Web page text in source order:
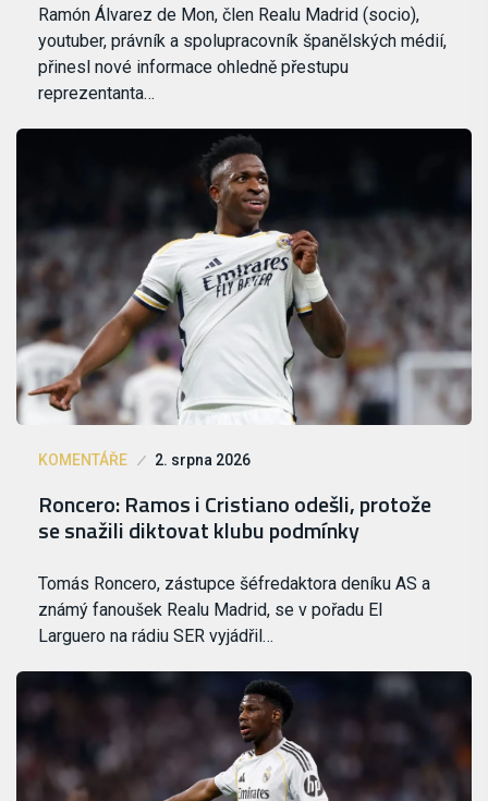
Ramón Álvarez de Mon, člen Realu Madrid (socio),
youtuber, právník a spolupracovník španělských médií,
přinesl nové informace ohledně přestupu
reprezentanta…
KOMENTÁŘE 2. srpna 2026
Roncero: Ramos i Cristiano odešli, protože
se snažili diktovat klubu podmínky
Tomás Roncero, zástupce šéfredaktora deníku AS a
známý fanoušek Realu Madrid, se v pořadu El
Larguero na rádiu SER vyjádřil…